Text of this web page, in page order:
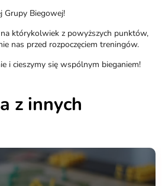
Grupy Biegowej!
którykolwiek z powyższych punktów,
nas przed rozpoczęciem treningów.
i cieszymy się wspólnym bieganiem!
z innych